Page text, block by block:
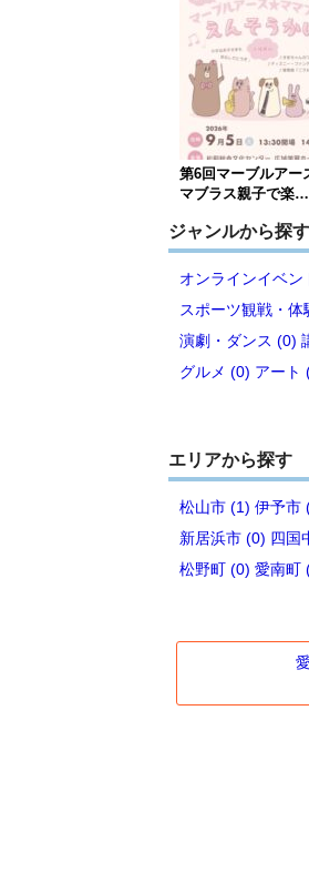
第6回マーブルア
マブラス親子で楽
ジャンルから探す
オンラインイベン
スポーツ観戦・体
演劇・ダンス (0)
グルメ (0) アート
エリアから探す
松山市 (1) 伊予市
新居浜市 (0) 四国
松野町 (0) 愛南町